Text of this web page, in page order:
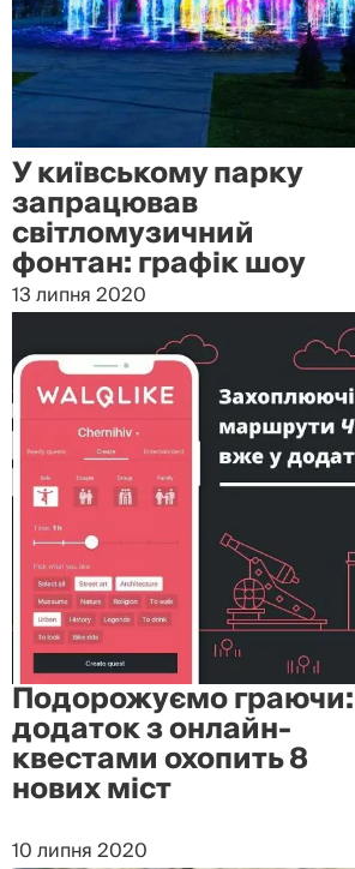
У київському парку
запрацював
світломузичний
фонтан: графік шоу
13 липня 2020
Подорожуємо граючи:
додаток з онлайн-
квестами охопить 8
нових міст
10 липня 2020